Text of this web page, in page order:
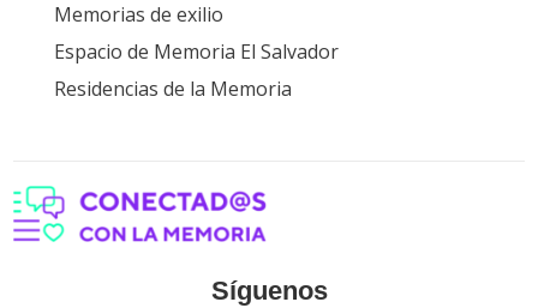
Memorias de exilio
Espacio de Memoria El Salvador
Residencias de la Memoria
Síguenos